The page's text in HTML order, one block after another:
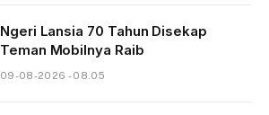
Ngeri Lansia 70 Tahun Disekap
Teman Mobilnya Raib
09-08-2026 - 08.05